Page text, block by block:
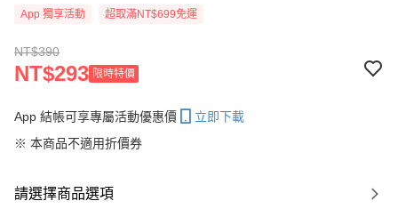
App 獨享活動 超取滿NT$699免運
NT$390
NT$293 限時特價
App 結帳可享專屬活動優惠價
立即下載
※ 本商品不適用折價券
請選擇商品選項